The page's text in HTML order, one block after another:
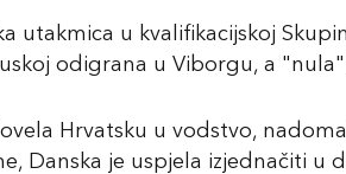
utakmica u kvalifikacijskoj
odigrana u Viborgu, a
Hrvatsku u vodstvo,
Danska je uspjela izjednačiti u